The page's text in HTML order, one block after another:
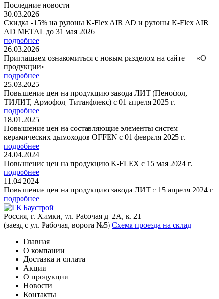
Последние новости
30.03.2026
Скидка -15% на рулоны K-Flex AIR AD и рулоны K-Flex AIR
AD METAL до 31 мая 2026
подробнее
26.03.2026
Приглашаем ознакомиться с новым разделом на сайте — «О
продукции»
подробнее
25.03.2025
Повышение цен на продукцию завода ЛИТ (Пенофол,
ТИЛИТ, Армофол, Титанфлекс) с 01 апреля 2025 г.
подробнее
18.01.2025
Повышение цен на составляющие элементы систем
керамических дымоходов OFFEN с 01 февраля 2025 г.
подробнее
24.04.2024
Повышение цен на продукцию K-FLEX с 15 мая 2024 г.
подробнее
11.04.2024
Повышение цен на продукцию завода ЛИТ с 15 апреля 2024 г.
подробнее
Россия, г. Химки, ул. Рабочая д. 2А, к. 21
(заезд с ул. Рабочая, ворота №5) Схема проезда на склад
Главная
О компании
Доставка и оплата
Акции
О продукции
Новости
Контакты